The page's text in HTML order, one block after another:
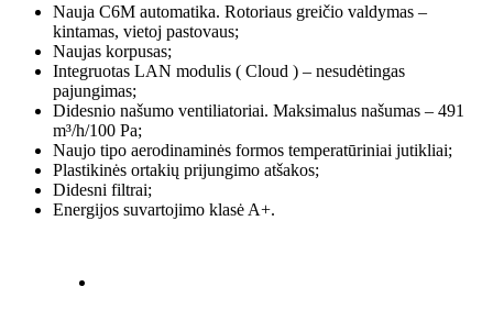
Nauja C6M automatika. Rotoriaus greičio valdymas –
kintamas, vietoj pastovaus;
Naujas korpusas;
Integruotas LAN modulis ( Cloud ) – nesudėtingas
pajungimas;
Didesnio našumo ventiliatoriai. Maksimalus našumas – 491
m³/h/100 Pa;
Naujo tipo aerodinaminės formos temperatūriniai jutikliai;
Plastikinės ortakių prijungimo atšakos;
Didesni filtrai;
Energijos suvartojimo klasė A+.